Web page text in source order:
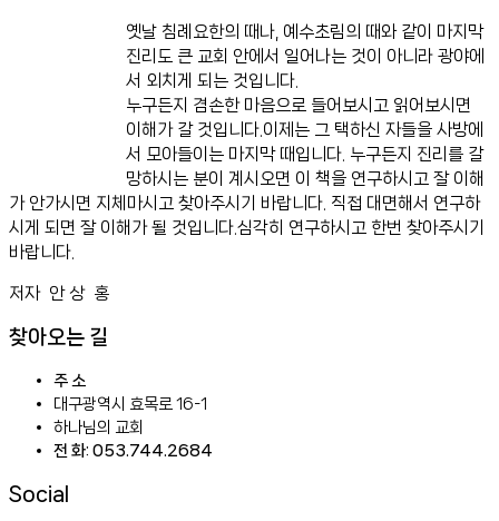
옛날 침례요한의 때나, 예수초림의 때와 같이 마지막
진리도 큰 교회 안에서 일어나는 것이 아니라 광야에
서 외치게 되는 것입니다.
누구든지 겸손한 마음으로 들어보시고 읽어보시면
이해가 갈 것입니다.이제는 그 택하신 자들을 사방에
서 모아들이는 마지막 때입니다. 누구든지 진리를 갈
망하시는 분이 계시오면 이 책을 연구하시고 잘 이해
가 안가시면 지체마시고 찾아주시기 바랍니다. 직접 대면해서 연구하
시게 되면 잘 이해가 될 것입니다.심각히 연구하시고 한번 찾아주시기
바랍니다.
저자 안 상 홍
찾아오는 길
주 소
대구광역시 효목로 16-1
하나님의 교회
전 화: 053.744.2684
Social